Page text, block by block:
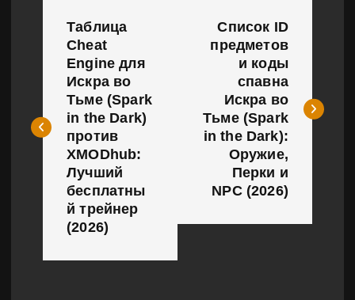
г
Таблица
Cheat
Engine для
Искра во
Тьме (Spark
in the Dark)
против
XMODhub:
Лучший
бесплатны
й трейнер
(2026)
Список ID
предметов
и коды
спавна
Искра во
Тьме (Spark
in the Dark):
Оружие,
Перки и
NPC (2026)